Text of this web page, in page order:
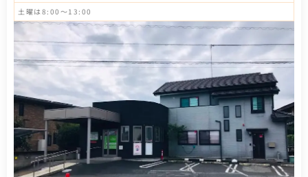
土曜は8:00〜13:00